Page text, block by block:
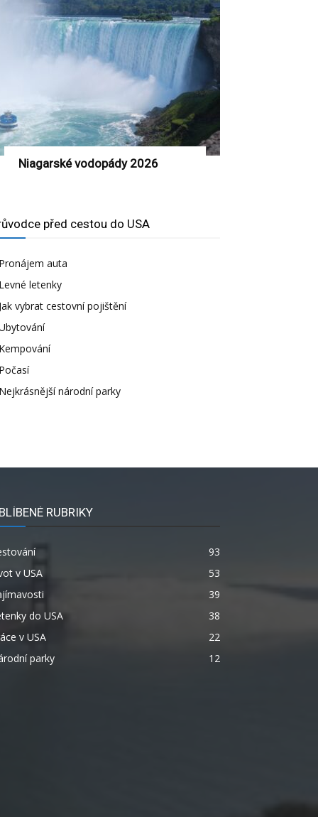
Niagarské vodopády 2026
před cestou do USA
auta
letenky
vybrat cestovní pojištění
národní parky
RUBRIKY
93
v USA
53
39
do USA
38
v USA
22
parky
12